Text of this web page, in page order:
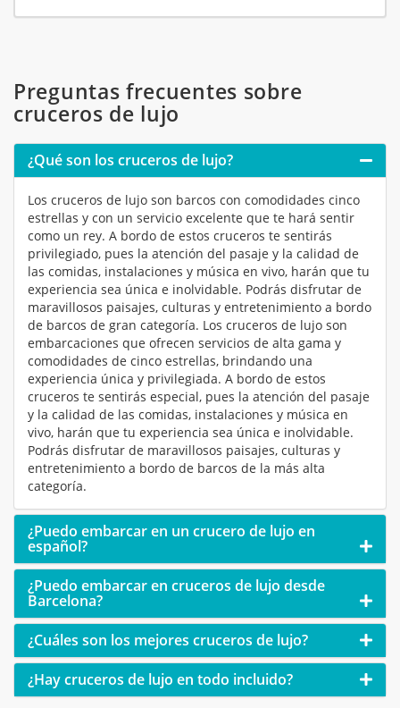
Preguntas frecuentes sobre
cruceros de lujo
¿Qué son los cruceros de lujo?
Los cruceros de lujo son barcos con comodidades cinco
estrellas y con un servicio excelente que te hará sentir
como un rey. A bordo de estos cruceros te sentirás
privilegiado, pues la atención del pasaje y la calidad de
las comidas, instalaciones y música en vivo, harán que tu
experiencia sea única e inolvidable. Podrás disfrutar de
maravillosos paisajes, culturas y entretenimiento a bordo
de barcos de gran categoría. Los cruceros de lujo son
embarcaciones que ofrecen servicios de alta gama y
comodidades de cinco estrellas, brindando una
experiencia única y privilegiada. A bordo de estos
cruceros te sentirás especial, pues la atención del pasaje
y la calidad de las comidas, instalaciones y música en
vivo, harán que tu experiencia sea única e inolvidable.
Podrás disfrutar de maravillosos paisajes, culturas y
entretenimiento a bordo de barcos de la más alta
categoría.
¿Puedo embarcar en un crucero de lujo en
español?
¿Puedo embarcar en cruceros de lujo desde
Barcelona?
¿Cuáles son los mejores cruceros de lujo?
¿Hay cruceros de lujo en todo incluido?